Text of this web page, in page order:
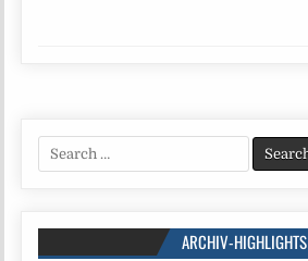
Search
for:
ARCHIV-HIGHLIGHTS